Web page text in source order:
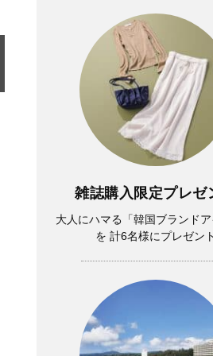
雑誌購入限定プレゼ
大人にハマる「韓国ブランドア
を 計6名様にプレゼント